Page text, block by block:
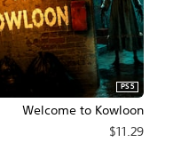
Welcome to Kowloon
PS5
$11.29